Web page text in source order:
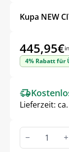
Kupa NEW
445,95€
4% Rabatt für
Lieferzeit:
Kupa
NEW
CITY